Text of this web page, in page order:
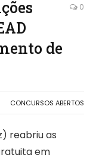
de
0
CONCURSOS ABERTOS
reabriu as
em